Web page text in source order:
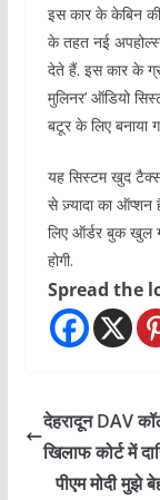
इस कार के केबिन
के तहत नई
देते हैं. इस कार के
मुलिनर’ ऑडियो
बटूर के लिए बनाया
यह सिस्टम खुद
से ज़्यादा का
लिए ऑर्डर बुक खुल
होगी.
Spread the
देहरादून DAV
खिलाफ कोर्ट में
पीएम मोदी मुझे